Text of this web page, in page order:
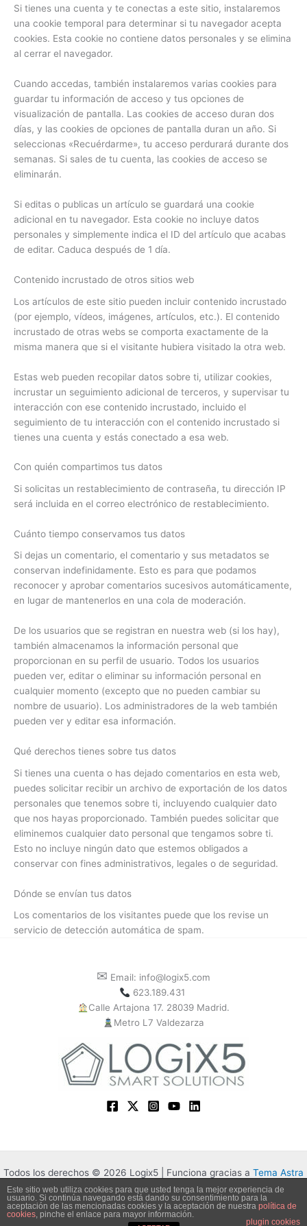
Si tienes una cuenta y te conectas a este sitio, instalaremos
una cookie temporal para determinar si tu navegador acepta
cookies. Esta cookie no contiene datos personales y se elimina
al cerrar el navegador.
Cuando accedas, también instalaremos varias cookies para
guardar tu información de acceso y tus opciones de
visualización de pantalla. Las cookies de acceso duran dos
días, y las cookies de opciones de pantalla duran un año. Si
seleccionas «Recuérdarme», tu acceso perdurará durante dos
semanas. Si sales de tu cuenta, las cookies de acceso se
eliminarán.
Si editas o publicas un artículo se guardará una cookie
adicional en tu navegador. Esta cookie no incluye datos
personales y simplemente indica el ID del artículo que acabas
de editar. Caduca después de 1 día.
Contenido incrustado de otros sitios web
Los artículos de este sitio pueden incluir contenido incrustado
(por ejemplo, vídeos, imágenes, artículos, etc.). El contenido
incrustado de otras webs se comporta exactamente de la
misma manera que si el visitante hubiera visitado la otra web.
Estas web pueden recopilar datos sobre ti, utilizar cookies,
incrustar un seguimiento adicional de terceros, y supervisar tu
interacción con ese contenido incrustado, incluido el
seguimiento de tu interacción con el contenido incrustado si
tienes una cuenta y estás conectado a esa web.
Con quién compartimos tus datos
Si solicitas un restablecimiento de contraseña, tu dirección IP
será incluida en el correo electrónico de restablecimiento.
Cuánto tiempo conservamos tus datos
Si dejas un comentario, el comentario y sus metadatos se
conservan indefinidamente. Esto es para que podamos
reconocer y aprobar comentarios sucesivos automáticamente,
en lugar de mantenerlos en una cola de moderación.
De los usuarios que se registran en nuestra web (si los hay),
también almacenamos la información personal que
proporcionan en su perfil de usuario. Todos los usuarios
pueden ver, editar o eliminar su información personal en
cualquier momento (excepto que no pueden cambiar su
nombre de usuario). Los administradores de la web también
pueden ver y editar esa información.
Qué derechos tienes sobre tus datos
Si tienes una cuenta o has dejado comentarios en esta web,
puedes solicitar recibir un archivo de exportación de los datos
personales que tenemos sobre ti, incluyendo cualquier dato
que nos hayas proporcionado. También puedes solicitar que
eliminemos cualquier dato personal que tengamos sobre ti.
Esto no incluye ningún dato que estemos obligados a
conservar con fines administrativos, legales o de seguridad.
Dónde se envían tus datos
Los comentarios de los visitantes puede que los revise un
servicio de detección automática de spam.
✉ Email: info@logix5.com
623.189.431
Calle Artajona 17. 28039 Madrid.
Metro L7 Valdezarza
Todos los derechos © 2026 Logix5 | Funciona gracias a Tema Astra
para WordPress
Política de privacidad
Este sitio web utiliza cookies para que usted tenga la mejor experiencia de
usuario. Si continúa navegando está dando su consentimiento para la
aceptación de las mencionadas cookies y la aceptación de nuestra política de
cookies, pinche el enlace para mayor información.
plugin cookies